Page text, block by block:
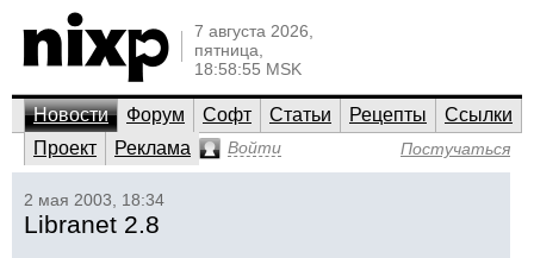
7 августа 2026,
пятница,
18:58:55 MSK
Новости Форум Софт Статьи Рецепты
Ссылки
Проект
Реклама Войти Постучаться
2 мая 2003, 18:34
Libranet 2.8